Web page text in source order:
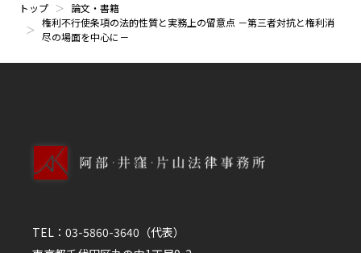
トップ
論文・書籍
権利不行使条項の法的性質と実務上の留意点 －第三者対抗と権利消
尽の場面を中心に－
TEL： 03-5860-3640 （代表）